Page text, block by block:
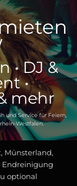
• DJ &
•
mehr
und Service für Feiern,
Westfalen.
Münsterland,
Endreinigung
optional